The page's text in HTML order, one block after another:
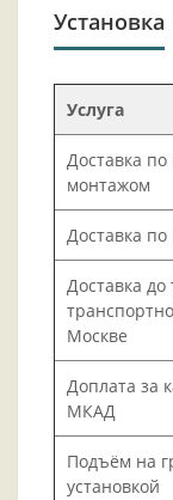
Установка
Услуга
Доставка по
монтажом
Доставка
Доставка
Москве
Доплата за
МКАД
Подъём на
установкой